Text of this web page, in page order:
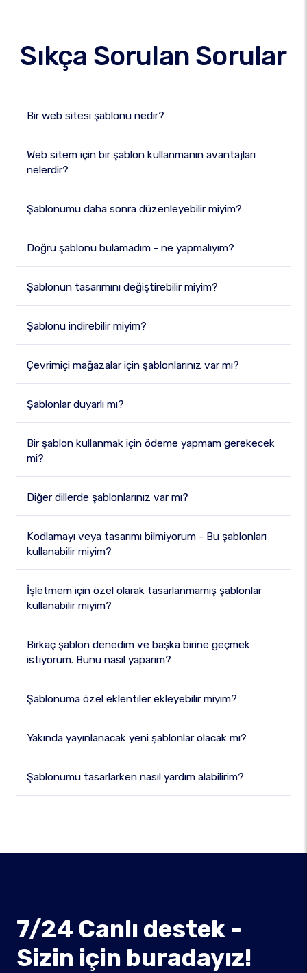
Sıkça Sorulan Sorular
Bir web sitesi şablonu nedir?
Web sitem için bir şablon kullanmanın avantajları
nelerdir?
Şablonumu daha sonra düzenleyebilir miyim?
Doğru şablonu bulamadım - ne yapmalıyım?
Şablonun tasarımını değiştirebilir miyim?
Şablonu indirebilir miyim?
Çevrimiçi mağazalar için şablonlarınız var mı?
Şablonlar duyarlı mı?
Bir şablon kullanmak için ödeme yapmam gerekecek
mi?
Diğer dillerde şablonlarınız var mı?
Kodlamayı veya tasarımı bilmiyorum - Bu şablonları
kullanabilir miyim?
İşletmem için özel olarak tasarlanmamış şablonlar
kullanabilir miyim?
Birkaç şablon denedim ve başka birine geçmek
istiyorum. Bunu nasıl yaparım?
Şablonuma özel eklentiler ekleyebilir miyim?
Yakında yayınlanacak yeni şablonlar olacak mı?
Şablonumu tasarlarken nasıl yardım alabilirim?
7/24 Canlı destek -
Sizin için buradayız!